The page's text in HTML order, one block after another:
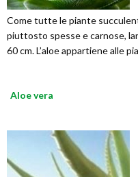
Come tutte le piante
piuttosto spesse e carnose,
60 cm. L’aloe appartiene alle
Aloe vera